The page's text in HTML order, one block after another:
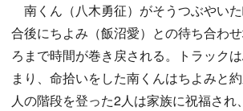
南くん（八木勇征）がそうつぶやい
合後にちよみ（飯沼愛）との待ち合わ
ろまで時間が巻き戻される。トラック
まり、命拾いをした南くんはちよみと
人の階段を登った2人は家族に祝福され